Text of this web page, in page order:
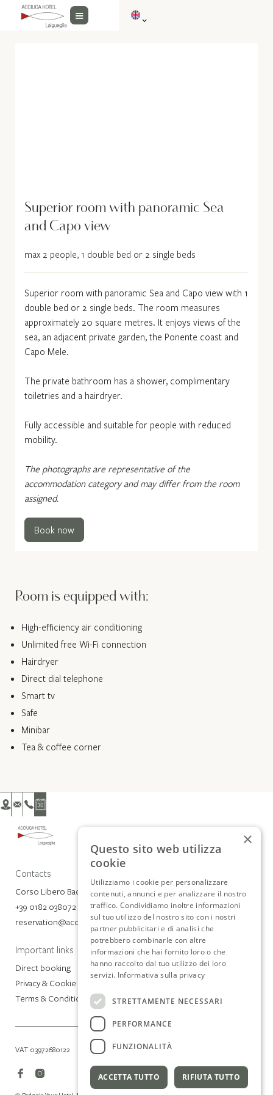
Superior room with panoramic Sea
and Capo view
max 2 people, 1 double bed or 2 single beds
Superior room with panoramic Sea and Capo view with 1
double bed or 2 single beds. The room measures
approximately 20 square metres. It enjoys views of the
sea, an adjacent private garden, the Ponente coast and
Capo Mele.
The private bathroom has a shower, complimentary
toiletries and a hairdryer.
Fully accessible and suitable for people with reduced
mobility.
The photographs are representative of the
accommodation category and may differ from the room
assigned.
Book now
Room is equipped with:
High-efficiency air conditioning
Unlimited free Wi-Fi connection
Hairdryer
Direct dial telephone
Smart tv
Safe
Minibar
Tea & coffee corner
Contacts
Corso Libero Badarò 4, 17053 Laigueglia (SV)
+39 0182 038072
reservation@acciugahotel.com
Important links
Direct booking
Privacy & Cookie Policy
Terms & Conditions
VAT 03972680122
×
Questo sito web utilizza
cookie
Utilizziamo i cookie per personalizzare
contenuti, annunci e per analizzare il nostro
traffico. Condividiamo inoltre informazioni
sul tuo utilizzo del nostro sito con i nostri
partner pubblicitari e di analisi che
potrebbero combinarle con altre
informazioni che hai fornito loro o che
hanno raccolto dal tuo utilizzo dei loro
servizi. Informativa sulla privacy
STRETTAMENTE NECESSARI
PERFORMANCE
FUNZIONALITÀ
ACCETTA TUTTO RIFIUTA TUTTO